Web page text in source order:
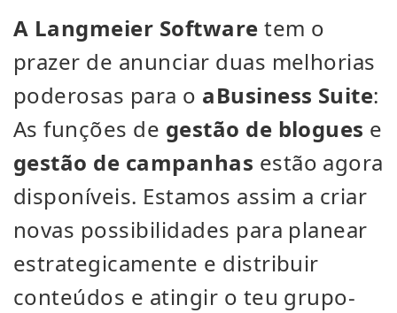
A Langmeier Software tem o
prazer de anunciar duas melhorias
poderosas para o aBusiness Suite:
As funções de gestão de blogues e
gestão de campanhas estão agora
disponíveis. Estamos assim a criar
novas possibilidades para planear
estrategicamente e distribuir
conteúdos e atingir o teu grupo-